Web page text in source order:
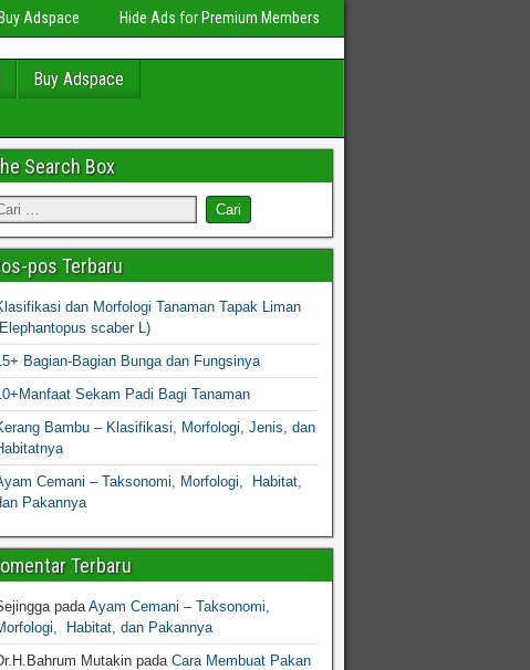
Buy Adspace Hide Ads for Premium Members
Buy Adspace
Search Box
pos Terbaru
dan Morfologi Tanaman Tapak Liman
scaber L)
Bagian-Bagian Bunga dan Fungsinya
Sekam Padi Bagi Tanaman
Bambu – Klasifikasi, Morfologi, Jenis, dan
Cemani – Taksonomi, Morfologi, Habitat,
Pakannya
Terbaru
padaAyam Cemani – Taksonomi,
Habitat, dan Pakannya
Mutakinpada Cara Membuat Pakan